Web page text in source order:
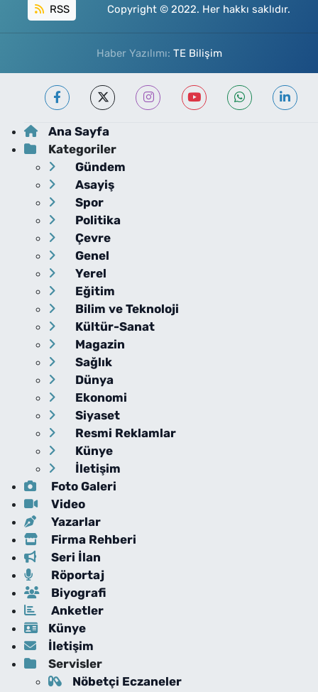
RSS Copyright © 2022. Her hakkı saklıdır.
Haber Yazılımı: TE Bilişim
Ana Sayfa
Kategoriler
Gündem
Asayiş
Spor
Politika
Çevre
Genel
Yerel
Eğitim
Bilim ve Teknoloji
Kültür-Sanat
Magazin
Sağlık
Dünya
Ekonomi
Siyaset
Resmi Reklamlar
Künye
İletişim
Foto Galeri
Video
Yazarlar
Firma Rehberi
Seri İlan
Röportaj
Biyografi
Anketler
Künye
İletişim
Servisler
Nöbetçi Eczaneler